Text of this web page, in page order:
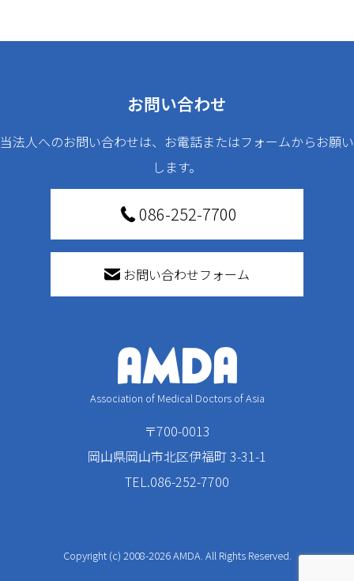
お問い合わせ
当法人へのお問い合わせは、お電話またはフォームからお願い
します。
086-252-7700
お問い合わせフォーム
Association of Medical Doctors of Asia
〒700-0013
岡山県岡山市北区伊福町 3-31-1
TEL.086-252-7700
Copyright (c) 2008-2026 AMDA. All Rights Reserved.